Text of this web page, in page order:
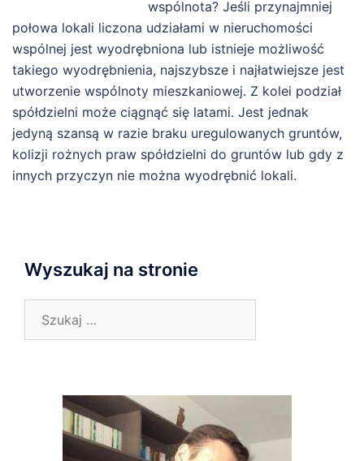
wspólnota? Jeśli przynajmniej
połowa lokali liczona udziałami w nieruchomości
wspólnej jest wyodrębniona lub istnieje możliwość
takiego wyodrębnienia, najszybsze i najłatwiejsze jest
utworzenie wspólnoty mieszkaniowej. Z kolei podział
spółdzielni może ciągnąć się latami. Jest jednak
jedyną szansą w razie braku uregulowanych gruntów,
kolizji rożnych praw spółdzielni do gruntów lub gdy z
innych przyczyn nie można wyodrębnić lokali.
Wyszukaj na stronie